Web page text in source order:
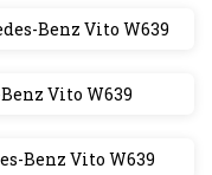
Benz Vito W639
Vito W639
Benz Vito W639